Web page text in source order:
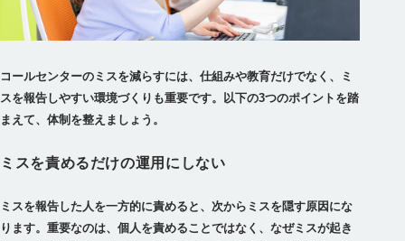
コールセンターのミスを減らすには、仕組みや教育だけでなく、ミ
スを報告しやすい環境づくりも重要です。以下の3つのポイントを踏
まえて、体制を整えましょう。
ミスを責めるだけの運用にしない
ミスを報告した人を一方的に責めると、次からミスを隠す原因にな
ります。重要なのは、個人を責めることではなく、なぜミスが起き